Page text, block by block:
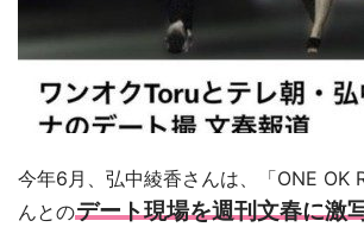
今年6月、弘中綾香さんは、「ONE OK
んとのデート現場を週刊文春に激